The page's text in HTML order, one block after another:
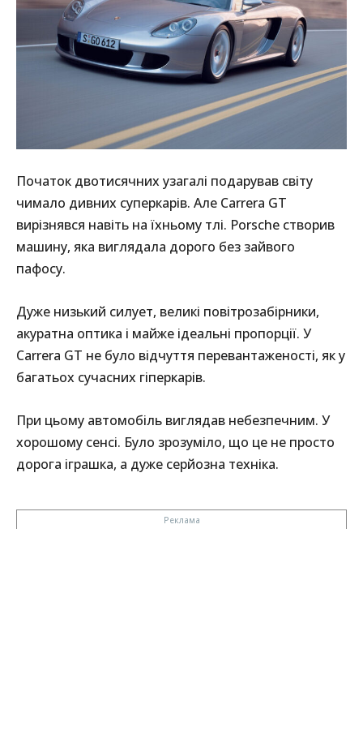
Початок двотисячних узагалі подарував світу
чимало дивних суперкарів. Але Carrera GT
вирізнявся навіть на їхньому тлі. Porsche створив
машину, яка виглядала дорого без зайвого
пафосу.
Дуже низький силует, великі повітрозабірники,
акуратна оптика і майже ідеальні пропорції. У
Carrera GT не було відчуття перевантаженості, як у
багатьох сучасних гіперкарів.
При цьому автомобіль виглядав небезпечним. У
хорошому сенсі. Було зрозуміло, що це не просто
дорога іграшка, а дуже серйозна техніка.